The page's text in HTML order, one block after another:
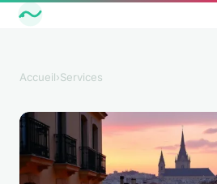
Accueil›Services